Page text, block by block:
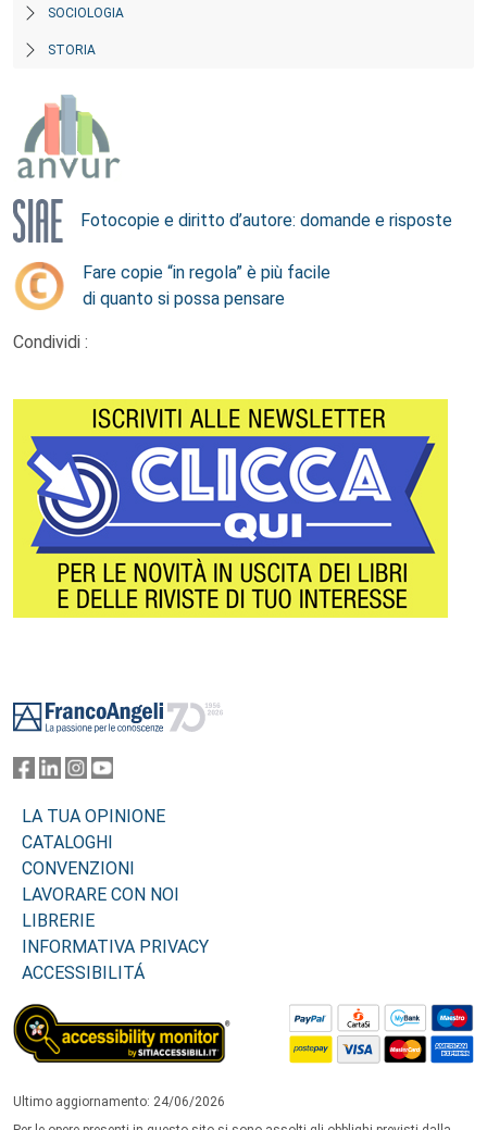
SOCIOLOGIA
STORIA
Fotocopie e diritto d’autore: domande e risposte
Fare copie “in regola” è più facile
di quanto si possa pensare
Condividi :
LA TUA OPINIONE
CATALOGHI
CONVENZIONI
LAVORARE CON NOI
LIBRERIE
INFORMATIVA PRIVACY
ACCESSIBILITÁ
Ultimo aggiornamento: 24/06/2026